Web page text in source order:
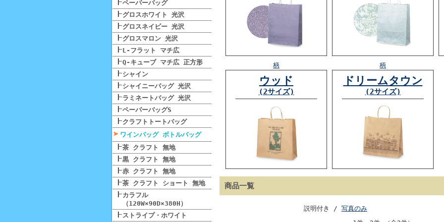
ペーパーバッグ
グロスホワイト 光沢
グロスネイビー 光沢
グロスマロン 光沢
L-フラット マチ広
Q-キューブ マチ広 正方形
シャイン
シャイニーバッグ 光沢
ラミネートバッグ 光沢
ペーパーバッグS
クラフトトートバッグ
ワインバッグ ボトルバッグ
茶 クラフト 無地
黒 クラフト 無地
赤 クラフト 無地
茶 クラフト ショート 無地
カラフル
（120W×90D×380H）
ストライプ・ホワイト
柄
ウッド
(2サイズ)
柄
ドリームタウン
(2サイズ)
商品一覧
説明付き / 写真のみ